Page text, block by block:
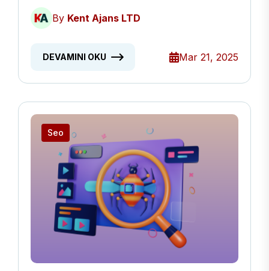
By Kent Ajans LTD
DEVAMINI OKU Mar 21, 2025
Seo